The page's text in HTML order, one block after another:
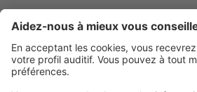
Mentions légales
France